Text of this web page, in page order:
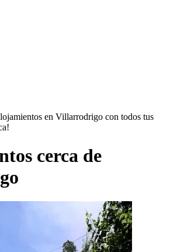
en Villarrodrigo con todos tus
cerca de